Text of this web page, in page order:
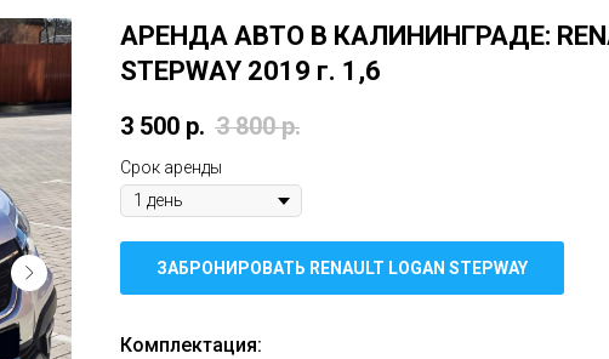
АРЕНДА АВТО В КАЛИНИНГРАДЕ:
STEPWAY 2019 г. 1,6
3 500 р. 3 800 р.
Срок аренды
ЗАБРОНИРОВАТЬ RENAULT LOGAN STEPWAY
Комплектация: